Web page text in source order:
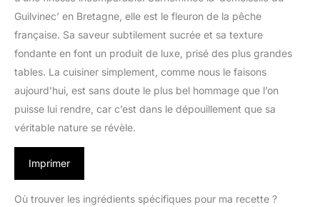
Guilvinec’ en Bretagne, elle est le fleuron de la pêche
française. Sa saveur subtilement sucrée et sa texture
fondante en font un produit de luxe, prisé des plus grandes
tables. La cuisiner simplement, comme nous le faisons
aujourd’hui, est sans doute le plus bel hommage que l’on
puisse lui rendre, car c’est dans le dépouillement que sa
véritable nature se révèle.
Imprimer
Où trouver les ingrédients spécifiques pour ma recette ?